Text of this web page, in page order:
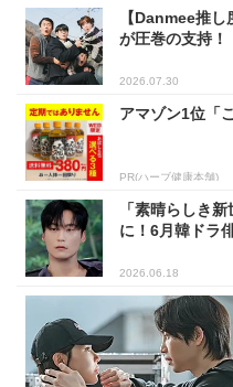
【Danmee推
が圧巻の支持！
2026.07.30
アマゾン1位「
PR(ハーブ健康本舗)
「素晴らしき
に！6月韓ドラ
2026.06.18